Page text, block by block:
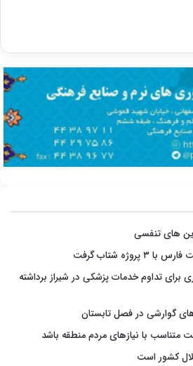
های تنفسی
شتاب گرفت
برای تداوم خدمات پزشکی در شیراز برداشته
گوارشی در فصل تابستان
با نیازهای مردم منطقه باشد
کشور است